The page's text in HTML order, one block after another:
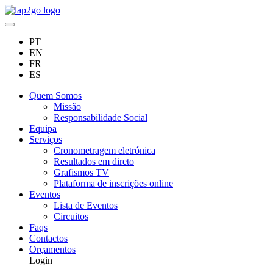
PT
EN
FR
ES
Quem Somos
Missão
Responsabilidade Social
Equipa
Serviços
Cronometragem eletrónica
Resultados em direto
Grafismos TV
Plataforma de inscrições online
Eventos
Lista de Eventos
Circuitos
Faqs
Contactos
Orçamentos
Login